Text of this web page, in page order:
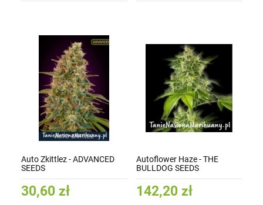
Auto Zkittlez - ADVANCED
SEEDS
30,60 zł
Autoflower Haze - THE
BULLDOG SEEDS
142,20 zł